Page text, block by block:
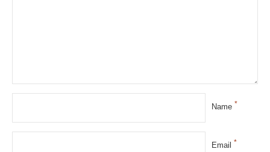
Name *
Email *